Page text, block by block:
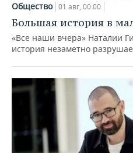
Общество 01 авг, 00:00
Большая история в
«Все наши вчера» Наталии
история незаметно